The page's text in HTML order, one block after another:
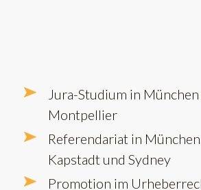
Jura-Studium in
Montpellier
Referendariat in München,
Kapstadt und Sydney
Promotion im